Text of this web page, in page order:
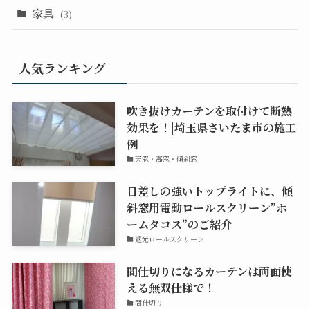
家具 (3)
人気ランキング
吹き抜けカーテンを取付けて断熱
効果を！|埼玉県さいたま市の施工
例
天窓・高窓・傾斜窓
日差しの強いトップライトに、傾
斜窓用電動ロールスクリーン”ホ
ームタコス”のご紹介
遮光ロールスクリーン
間仕切りになるカーテンは両面使
える無双仕様で！
間仕切り